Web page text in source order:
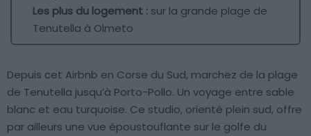
Les plus du logement : sur la grande plage de
Tenutella à Olmeto
Depuis cet Airbnb en Corse du Sud, marchez de la plage
de Tenutella jusqu’à Porto-Pollo. Un voyage entre sable
blanc et eau turquoise. Ce studio, orienté plein sud, offre
par ailleurs une vue époustouflante sur le golfe du